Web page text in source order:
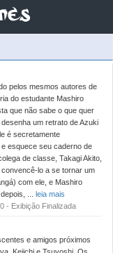
pelos mesmos autores de
do estudante Mashiro
que não sabe o que quer
um retrato de Azuki
é secretamente
esquece seu caderno de
de classe, Takagi Akito,
lo a se tornar um
com ele, e Mashiro
... leia mais
- Exibição Finalizada
e amigos próximos